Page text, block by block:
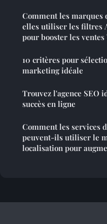
Comment les marques
elles utiliser les filtres
pour booster les ventes
10 critères pour
marketing idéale
Trouvez l'agence SEO
succès en ligne
Comment les services
peuvent-ils utiliser le
localisation pour